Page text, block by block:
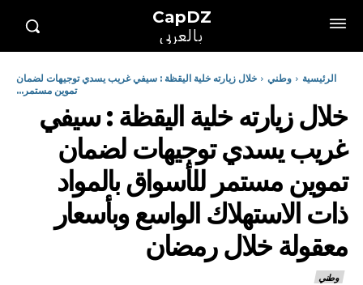
CapDZ
بالعربي
الرئيسية وطني
خلال زيارته خلية اليقظة : سيفي غريب يسدي توجيهات لضمان
تموين مستمر...
خلال زيارته خلية اليقظة : سيفي
غريب يسدي توجيهات لضمان
تموين مستمر للأسواق بالمواد
ذات الاستهلاك الواسع وبأسعار
معقولة خلال رمضان
وطني